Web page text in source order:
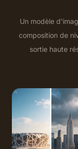
Un modèle
composition de
sortie haute